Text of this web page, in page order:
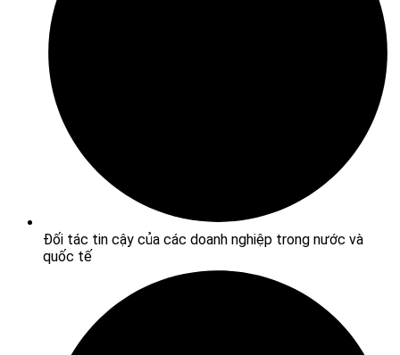
Đối tác tin cậy của các doanh nghiệp trong nước và
quốc tế